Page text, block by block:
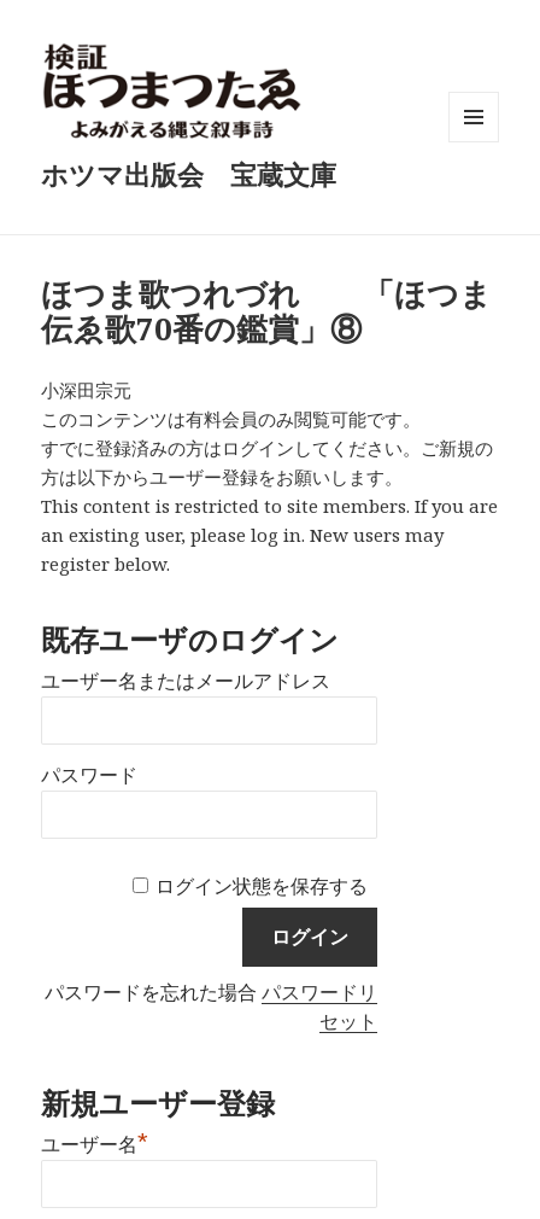
ホツマ出版会 宝蔵文庫
ほつま歌つれづれ 「ほつま
伝ゑ歌70番の鑑賞」⑧
小深田宗元
このコンテンツは有料会員のみ閲覧可能です。
すでに登録済みの方はログインしてください。ご新規の
方は以下からユーザー登録をお願いします。
This content is restricted to site members. If you are
an existing user, please log in. New users may
register below.
既存ユーザのログイン
ユーザー名またはメールアドレス
パスワード
ログイン状態を保存する
パスワードを忘れた場合パスワードリ
セット
新規ユーザー登録
ユーザー名*